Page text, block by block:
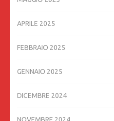
APRILE 2025
FEBBRAIO 2025
GENNAIO 2025
DICEMBRE 2024